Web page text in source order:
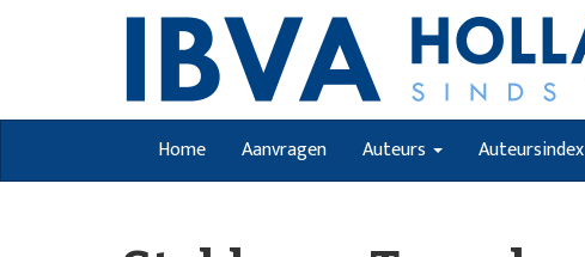
Home Aanvragen Auteurs Auteursindex